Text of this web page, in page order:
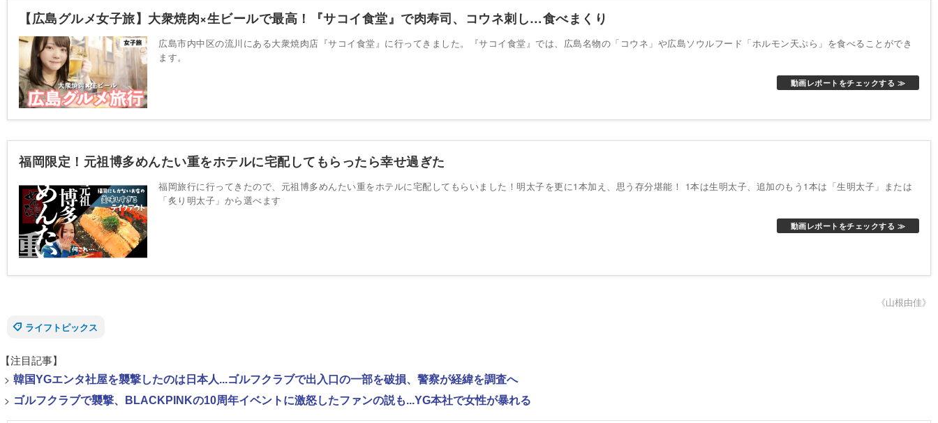
【広島グルメ女子旅】大衆焼肉×生ビールで最高！『サコイ食堂』で肉寿司、コウネ刺し…食べまくり
広島市内中区の流川にある大衆焼肉店『サコイ食堂』に行ってきました。『サコイ食堂』では、広島名物の「コウネ」や広島ソウルフード「ホルモン天ぷら」を食べることができ
ます。
動画レポートをチェックする ≫
福岡限定！元祖博多めんたい重をホテルに宅配してもらったら幸せ過ぎた
福岡旅行に行ってきたので、元祖博多めんたい重をホテルに宅配してもらいました！明太子を更に1本加え、思う存分堪能！ 1本は生明太子、追加のもう1本は「生明太子」または
「炙り明太子」から選べます
動画レポートをチェックする ≫
《山根由佳》
ライフトピックス
【注目記事】
> 韓国YGエンタ社屋を襲撃したのは日本人...ゴルフクラブで出入口の一部を破損、警察が経緯を調査へ
> ゴルフクラブで襲撃、BLACKPINKの10周年イベントに激怒したファンの説も...YG本社で女性が暴れる